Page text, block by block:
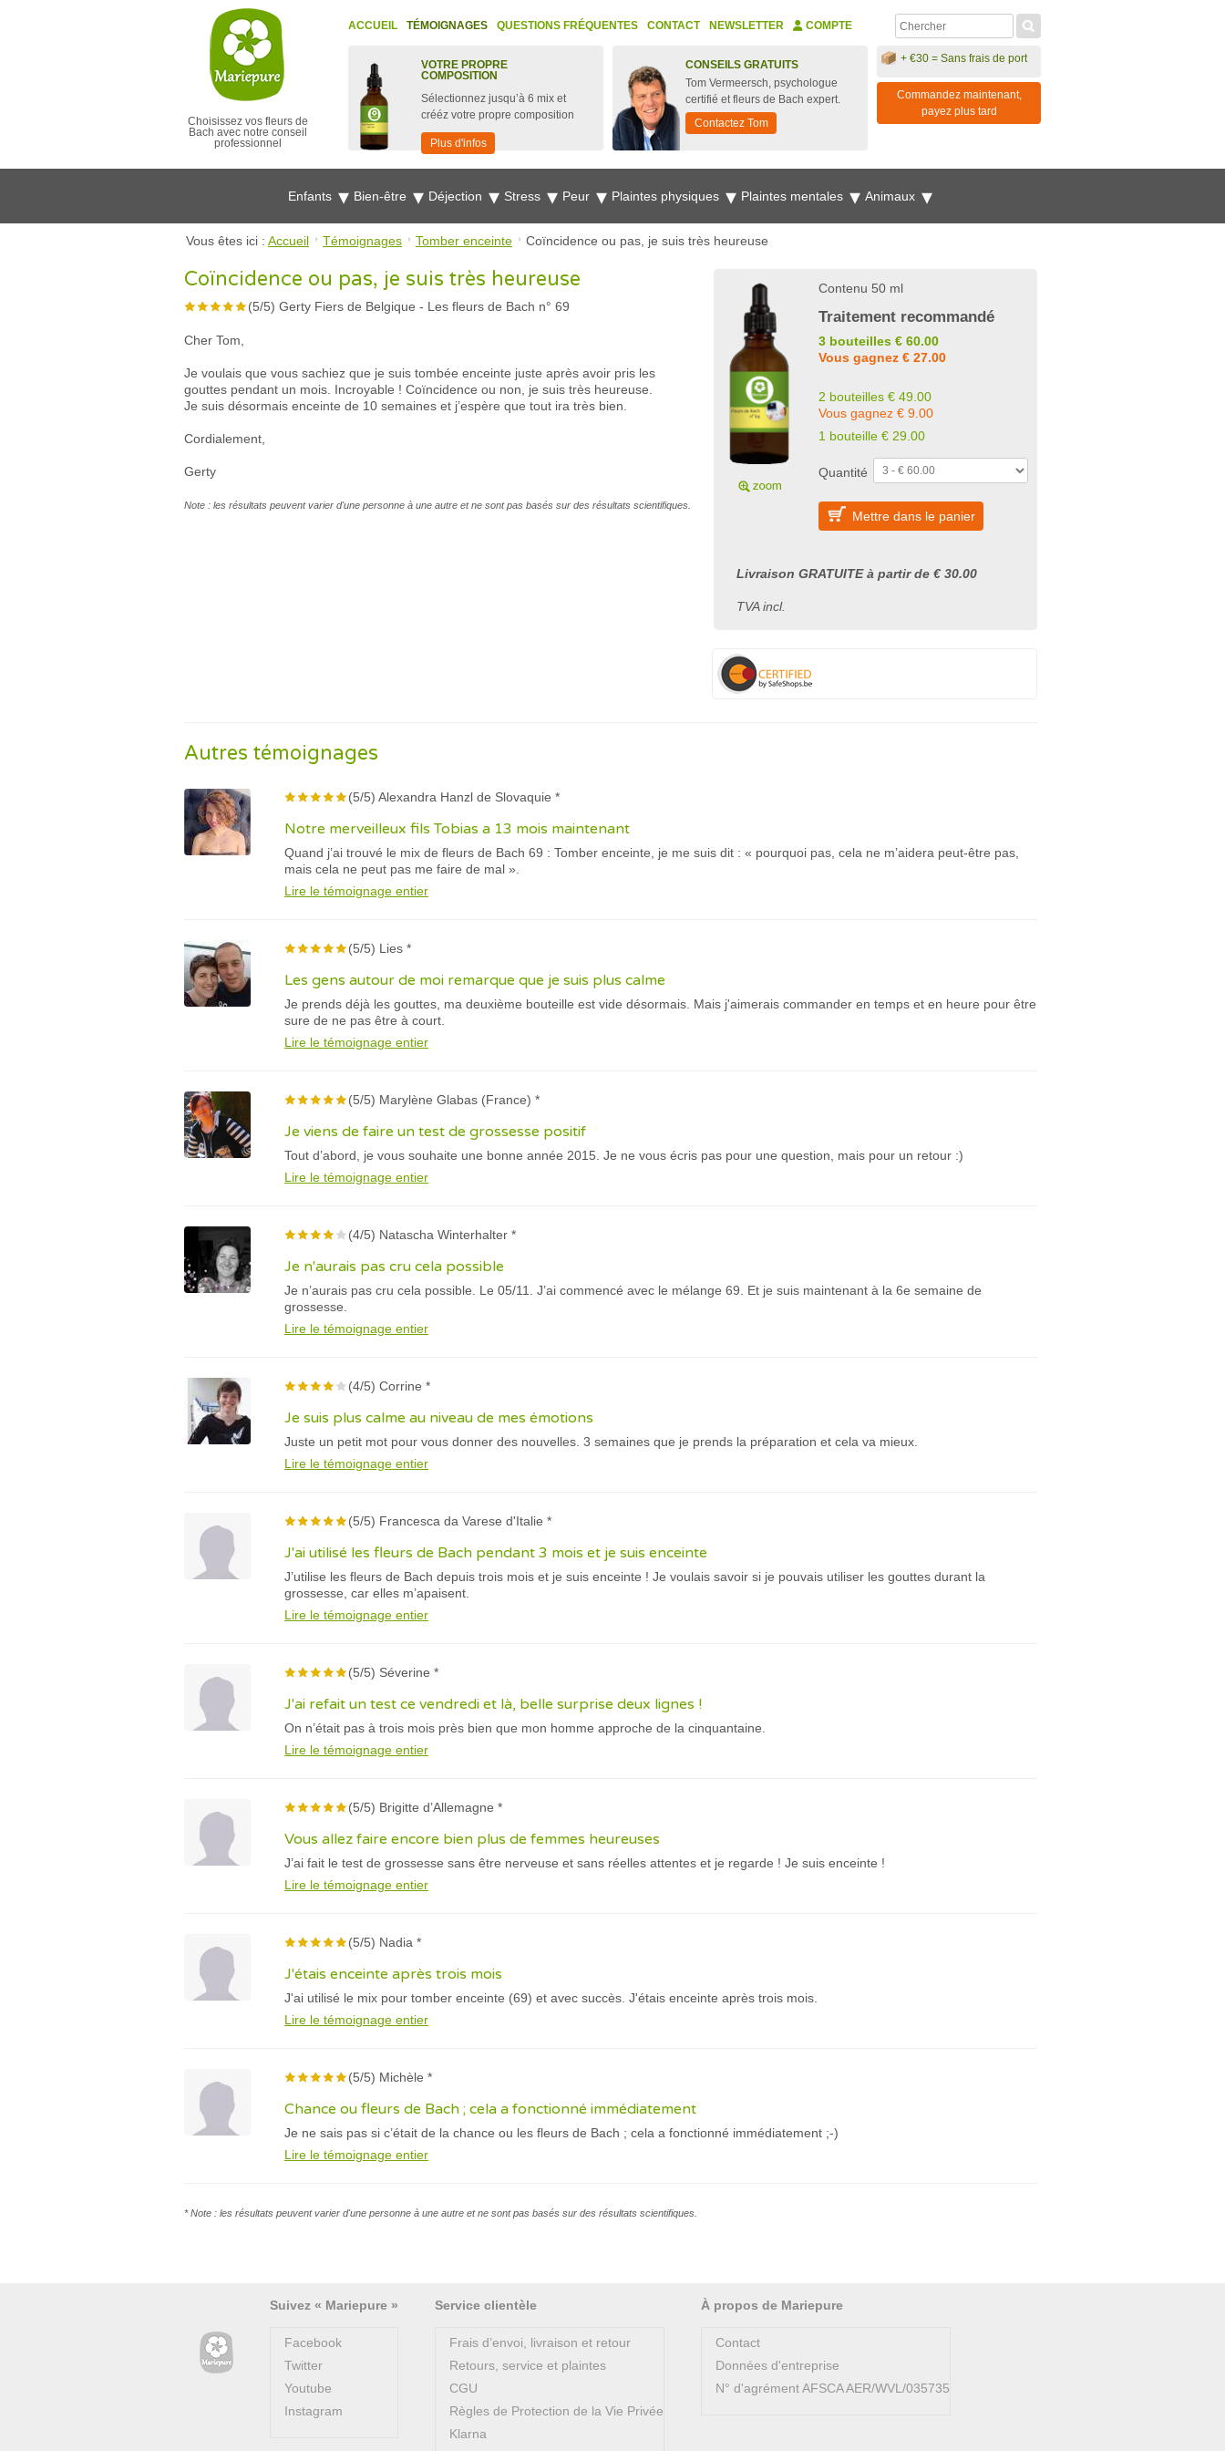
Choisissez vos fleurs de
Bach avec notre conseil
professionnel
ACCUEIL TÉMOIGNAGES QUESTIONS FRÉQUENTES CONTACT NEWSLETTER COMPTE
VOTRE PROPRE
COMPOSITION
Sélectionnez jusqu’à 6 mix et
crééz votre propre composition
Plus d'infos
CONSEILS GRATUITS
Tom Vermeersch, psychologue
certifié et fleurs de Bach expert.
Contactez Tom
+ €30 = Sans frais de port
Commandez maintenant,
payez plus tard
Enfants Bien-être Déjection Stress Peur Plaintes physiques Plaintes mentales Animaux
Vous êtes ici : Accueil Témoignages Tomber enceinte Coïncidence ou pas, je suis très heureuse
Coïncidence ou pas, je suis très heureuse
(5/5) Gerty Fiers de Belgique - Les fleurs de Bach n° 69
Cher Tom,
Je voulais que vous sachiez que je suis tombée enceinte juste après avoir pris les
gouttes pendant un mois. Incroyable ! Coïncidence ou non, je suis très heureuse.
Je suis désormais enceinte de 10 semaines et j’espère que tout ira très bien.
Cordialement,
Gerty
Note : les résultats peuvent varier d'une personne à une autre et ne sont pas basés sur des résultats scientifiques.
Contenu 50 ml
Traitement recommandé
3 bouteilles € 60.00
Vous gagnez € 27.00
2 bouteilles € 49.00
Vous gagnez € 9.00
1 bouteille € 29.00
Quantité
Mettre dans le panier
Livraison GRATUITE à partir de € 30.00
TVA incl.
Autres témoignages
(5/5) Alexandra Hanzl de Slovaquie *
Notre merveilleux fils Tobias a 13 mois maintenant
Quand j’ai trouvé le mix de fleurs de Bach 69 : Tomber enceinte, je me suis dit : « pourquoi pas, cela ne m’aidera peut-être pas,
mais cela ne peut pas me faire de mal ».
Lire le témoignage entier
(5/5) Lies *
Les gens autour de moi remarque que je suis plus calme
Je prends déjà les gouttes, ma deuxième bouteille est vide désormais. Mais j'aimerais commander en temps et en heure pour être
sure de ne pas être à court.
Lire le témoignage entier
(5/5) Marylène Glabas (France) *
Je viens de faire un test de grossesse positif
Tout d’abord, je vous souhaite une bonne année 2015. Je ne vous écris pas pour une question, mais pour un retour :)
Lire le témoignage entier
(4/5) Natascha Winterhalter *
Je n'aurais pas cru cela possible
Je n’aurais pas cru cela possible. Le 05/11. J’ai commencé avec le mélange 69. Et je suis maintenant à la 6e semaine de
grossesse.
Lire le témoignage entier
(4/5) Corrine *
Je suis plus calme au niveau de mes émotions
Juste un petit mot pour vous donner des nouvelles. 3 semaines que je prends la préparation et cela va mieux.
Lire le témoignage entier
(5/5) Francesca da Varese d'Italie *
J'ai utilisé les fleurs de Bach pendant 3 mois et je suis enceinte
J’utilise les fleurs de Bach depuis trois mois et je suis enceinte ! Je voulais savoir si je pouvais utiliser les gouttes durant la
grossesse, car elles m’apaisent.
Lire le témoignage entier
(5/5) Séverine *
J'ai refait un test ce vendredi et là, belle surprise deux lignes !
On n’était pas à trois mois près bien que mon homme approche de la cinquantaine.
Lire le témoignage entier
(5/5) Brigitte d’Allemagne *
Vous allez faire encore bien plus de femmes heureuses
J’ai fait le test de grossesse sans être nerveuse et sans réelles attentes et je regarde ! Je suis enceinte !
Lire le témoignage entier
(5/5) Nadia *
J'étais enceinte après trois mois
J'ai utilisé le mix pour tomber enceinte (69) et avec succès. J'étais enceinte après trois mois.
Lire le témoignage entier
(5/5) Michèle *
Chance ou fleurs de Bach ; cela a fonctionné immédiatement
Je ne sais pas si c’était de la chance ou les fleurs de Bach ; cela a fonctionné immédiatement ;-)
Lire le témoignage entier
* Note : les résultats peuvent varier d'une personne à une autre et ne sont pas basés sur des résultats scientifiques.
Suivez « Mariepure »
Facebook
Twitter
Youtube
Instagram
Service clientèle
Frais d’envoi, livraison et retour
Retours, service et plaintes
CGU
Règles de Protection de la Vie Privée
Klarna
À propos de Mariepure
Contact
Données d'entreprise
N° d'agrément AFSCA AER/WVL/035735